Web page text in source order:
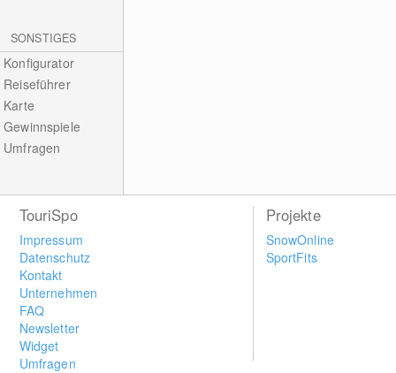
SONSTIGES
Konfigurator
Reiseführer
Karte
Gewinnspiele
Umfragen
TouriSpo
Impressum
Datenschutz
Kontakt
Unternehmen
FAQ
Newsletter
Widget
Umfragen
Projekte
SnowOnline
SportFits